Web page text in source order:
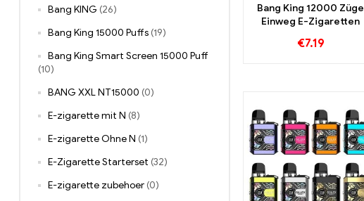
Bang King 12000 Züge
Einweg E-Zigaretten
€7.19
Bang KING (26)
Bang King 15000 Puffs (19)
Bang King Smart Screen 15000 Puff
(10)
BANG XXL NT15000 (0)
E-zigarette mit N (8)
E-zigarette Ohne N (1)
E-Zigarette Starterset (32)
E-zigarette zubehoer (0)